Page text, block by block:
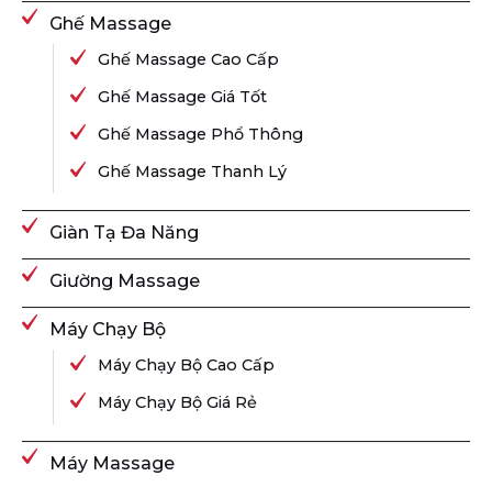
Ghế Massage
Ghế Massage Cao Cấp
Ghế Massage Giá Tốt
Ghế Massage Phổ Thông
Ghế Massage Thanh Lý
Giàn Tạ Đa Năng
Giường Massage
Máy Chạy Bộ
Máy Chạy Bộ Cao Cấp
Máy Chạy Bộ Giá Rẻ
Máy Massage